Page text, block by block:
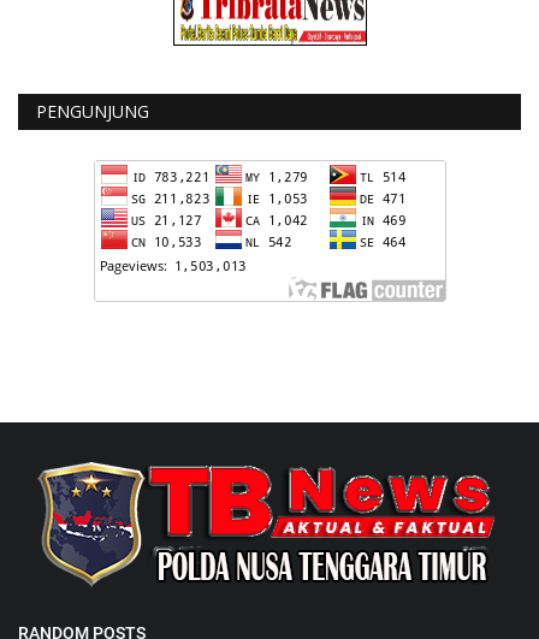
PENGUNJUNG
RANDOM POSTS